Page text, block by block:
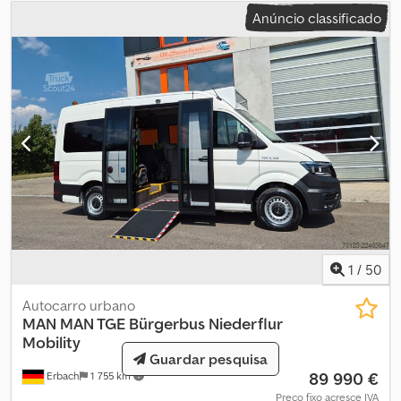
neerlandês, francês, inglês, espanhol, português, italiano, russo,
Anúncio classificado
1 / 50
Erbach 1 755 km
Autocarro urbano
MAN MAN TGE Bürgerbus Niederflur
Mobility
89 990 €
Preço fixo acresce IVA
Guardar pesquisa